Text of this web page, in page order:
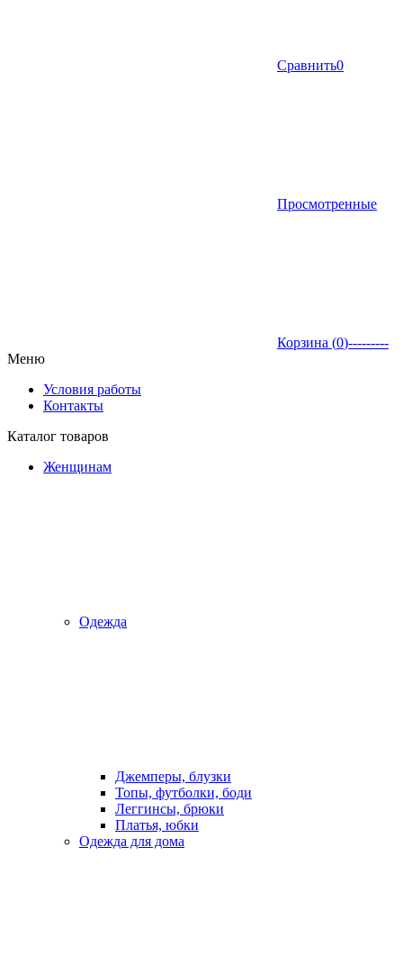
Сравнить0
Просмотренные
Корзина (0)---------
Меню
Условия работы
Контакты
Каталог товаров
Женщинам
Одежда
Джемперы, блузки
Топы, футболки, боди
Леггинсы, брюки
Платья, юбки
Одежда для дома